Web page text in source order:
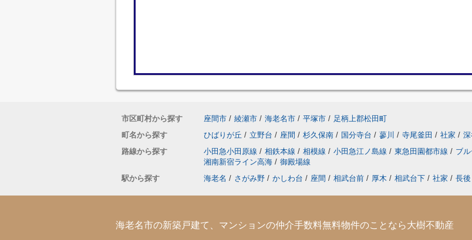
市区町村から探す 座間市 / 綾瀬市 / 海老名市 / 平塚市 / 足柄上郡松田町
町名から探す
ひばりが丘 / 立野台 / 座間 / 杉久保南 / 国分寺台 / 蓼川 / 寺尾釜田 / 社家 / 深
路線から探す
小田急小田原線 / 相鉄本線 / 相模線 / 小田急江ノ島線 / 東急田園都市線 / ブ
湘南新宿ライン高海 / 御殿場線
駅から探す
海老名 / さがみ野 / かしわ台 / 座間 / 相武台前 / 厚木 / 相武台下 / 社家 / 長後
海老名市の新築戸建て、マンションの仲介手数料無料物件のことなら大樹不動産